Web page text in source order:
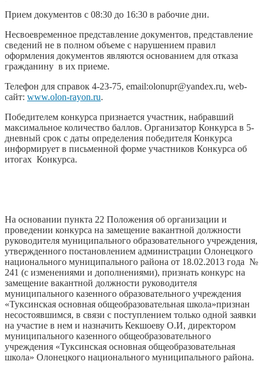
Прием документов с 08:30 до 16:30 в рабочие дни.
Несвоевременное представление документов, представление
сведений не в полном объеме с нарушением правил
оформления документов являются основанием для отказа
гражданину в их приеме.
Телефон для справок 4-23-75, email:olonupr@yandex.ru, web-
сайт: www.olon-rayon.ru.
Победителем конкурса признается участник, набравший
максимальное количество баллов. Организатор Конкурса в 5-
дневный срок с даты определения победителя Конкурса
информирует в письменной форме участников Конкурса об
итогах Конкурса.
На основании пункта 22 Положения об организации и
проведении конкурса на замещение вакантной должности
руководителя муниципального образовательного учреждения,
утвержденного постановлением администрации Олонецкого
национального муниципального района от 18.02.2013 года №
241 (с изменениями и дополнениями), признать конкурс на
замещение вакантной должности руководителя
муниципального казенного образовательного учреждения
«Туксинская основная общеобразовательная школа»признан
несостоявшимся, в связи с поступлением только одной заявки
на участие в нем и назначить Кекшоеву О.И, директором
муниципального казенного общеобразовательного
учреждения «Туксинская основная общеобразовательная
школа» Олонецкого национального муниципального района.